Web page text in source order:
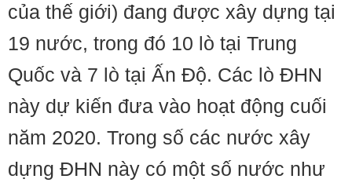
của thế giới) đang được xây dựng tại
19 nước, trong đó 10 lò tại Trung
Quốc và 7 lò tại Ấn Độ. Các lò ĐHN
này dự kiến đưa vào hoạt động cuối
năm 2020. Trong số các nước xây
dựng ĐHN này có một số nước như